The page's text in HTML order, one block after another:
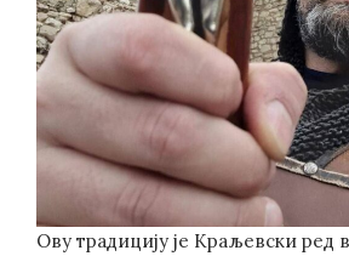
Ову традицију је Краљевски ред